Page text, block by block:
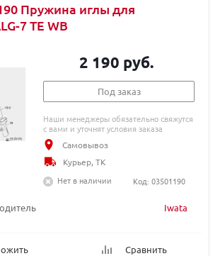
Пружина иглы для
7 TE WB
Iwata
Сравнить
2 190 руб.
Под заказ
Наши менеджеры обязательно свяжутся
с вами и уточнят условия заказа
Самовывоз
Курьер, ТК
Нет в наличии
Код: 03501190